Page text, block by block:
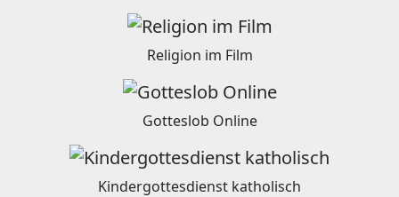
Religion im Film
Gotteslob Online
Kindergottesdienst katholisch